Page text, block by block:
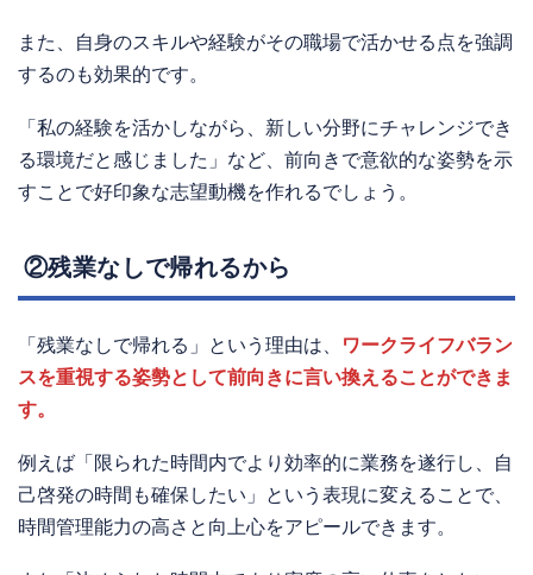
また、自身のスキルや経験がその職場で活かせる点を強調
するのも効果的です。
「私の経験を活かしながら、新しい分野にチャレンジでき
る環境だと感じました」など、前向きで意欲的な姿勢を示
すことで好印象な志望動機を作れるでしょう。
②残業なしで帰れるから
「残業なしで帰れる」という理由は、
ワークライフバラン
スを重視する姿勢として前向きに言い換えることができま
す。
例えば「限られた時間内でより効率的に業務を遂行し、自
己啓発の時間も確保したい」という表現に変えることで、
時間管理能力の高さと向上心をアピールできます。